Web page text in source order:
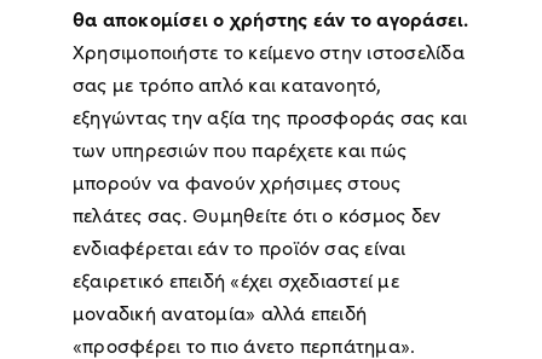
θα αποκομίσει ο χρήστης εάν το αγοράσει.
Χρησιμοποιήστε το κείμενο στην ιστοσελίδα
σας με τρόπο απλό και κατανοητό,
εξηγώντας την αξία της προσφοράς σας και
των υπηρεσιών που παρέχετε και πώς
μπορούν να φανούν χρήσιμες στους
πελάτες σας. Θυμηθείτε ότι ο κόσμος δεν
ενδιαφέρεται εάν το προϊόν σας είναι
εξαιρετικό επειδή «έχει σχεδιαστεί με
μοναδική ανατομία» αλλά επειδή
«προσφέρει το πιο άνετο περπάτημα».